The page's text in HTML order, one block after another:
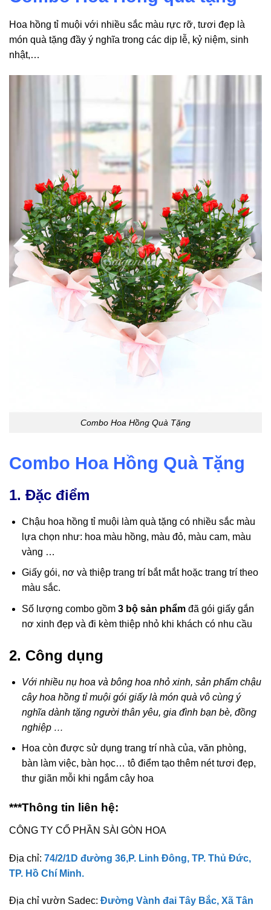
Hoa hồng tỉ muội với nhiều sắc màu rực rỡ, tươi đẹp là
món quà tặng đầy ý nghĩa trong các dịp lễ, kỷ niệm, sinh
nhật,…
Combo Hoa Hồng Quà Tặng
Combo Hoa Hồng Quà Tặng
1. Đặc điểm
Chậu hoa hồng tỉ muội làm quà tặng có nhiều sắc màu
lựa chọn như: hoa màu hồng, màu đỏ, màu cam, màu
vàng …
Giấy gói, nơ và thiệp trang trí bắt mắt hoặc trang trí theo
màu sắc.
Số lượng combo gồm 3 bộ sản phẩmđã gói giấy gắn
nơ xinh đẹp và đi kèm thiệp nhỏ khi khách có nhu cầu
2. Công dụng
Với nhiều nụ hoa và bông hoa nhỏ xinh, sản phẩm chậu
cây hoa hồng tỉ muội gói giấy là món quà vô cùng ý
nghĩa dành tặng người thân yêu, gia đình bạn bè, đồng
nghiệp …
Hoa còn được sử dụng trang trí nhà của, văn phòng,
bàn làm việc, bàn học… tô điểm tạo thêm nét tươi đẹp,
thư giãn mỗi khi ngắm cây hoa
***Thông tin liên hệ:
CÔNG TY CỔ PHẦN SÀI GÒN HOA
Địa chỉ: 74/2/1D đường 36,P. Linh Đông, TP. Thủ Đức,
TP. Hồ Chí Minh.
Địa chỉ vườn Sadec: Đường Vành đai Tây Bắc, Xã Tân